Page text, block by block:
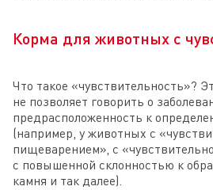
Корма для животных с
Что такое «чувствительность»?
не позволяет говорить о
предрасположенность к
(например, у животных с
пищеварением», с
с повышенной склонностью к
камня и так далее).